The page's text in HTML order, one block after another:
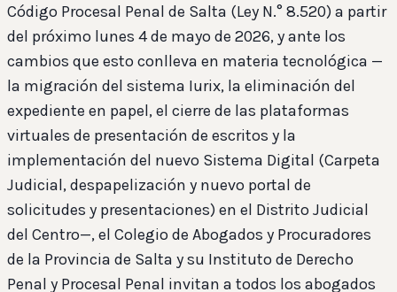
Código Procesal Penal de Salta (Ley N.° 8.520) a partir
del próximo lunes 4 de mayo de 2026, y ante los
cambios que esto conlleva en materia tecnológica —
la migración del sistema Iurix, la eliminación del
expediente en papel, el cierre de las plataformas
virtuales de presentación de escritos y la
implementación del nuevo Sistema Digital (Carpeta
Judicial, despapelización y nuevo portal de
solicitudes y presentaciones) en el Distrito Judicial
del Centro—, el Colegio de Abogados y Procuradores
de la Provincia de Salta y su Instituto de Derecho
Penal y Procesal Penal invitan a todos los abogados